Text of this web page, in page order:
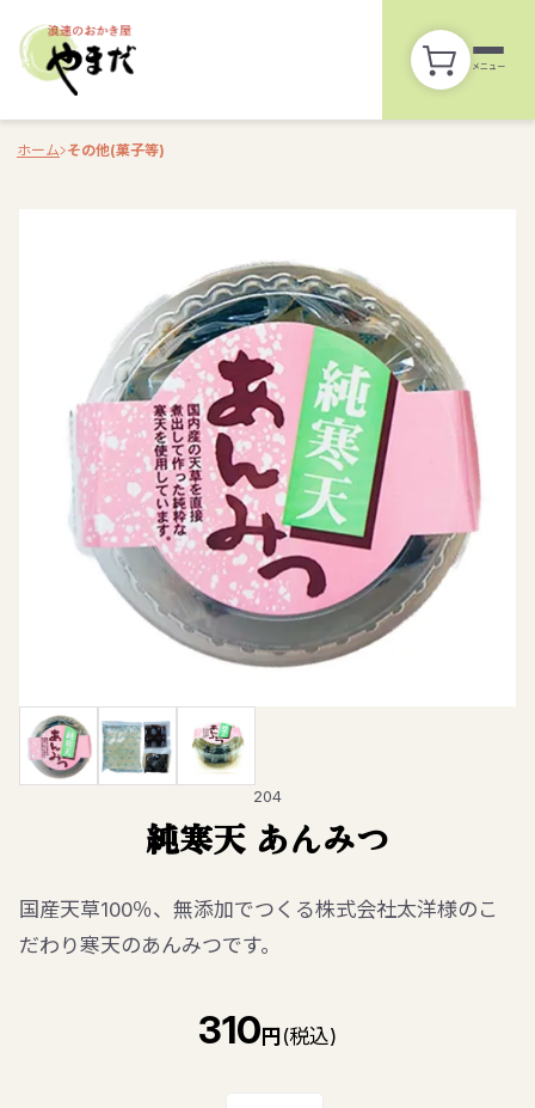
メニュー
ホーム その他(菓子等)
204
純寒天 あんみつ
国産天草100％、無添加でつくる株式会社太洋様のこ
だわり寒天のあんみつです。
310 円 (税込)